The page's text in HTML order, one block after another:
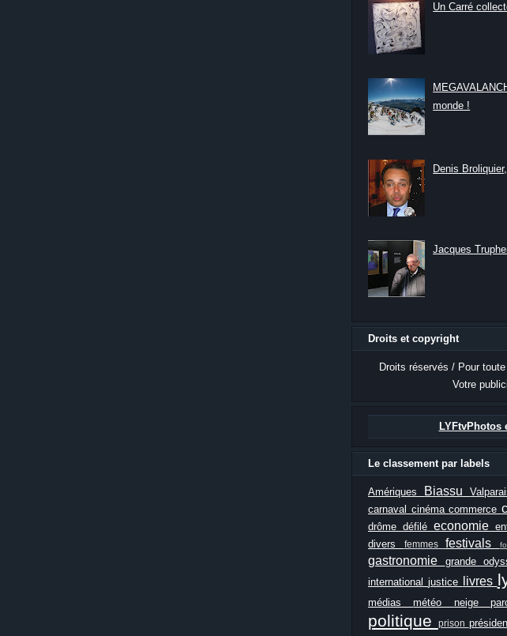
Un Carré
monde !
Denis
Jacques
Droits et copyright
Droits réservés / Pour
Votre
LYFtvPhotos
Le classement par labels
Amériques Biassu
carnaval cinémacommerce
drôme défilé economie
divers
femmes festivals
gastronomie grande
international justice livres
médiasmétéo neige
politique prison